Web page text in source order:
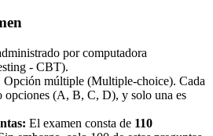
por computadora
- CBT).
Opción múltiple (Multiple-choice). Cada
opciones (A, B, C, D), y solo una es
El examen consta de 110